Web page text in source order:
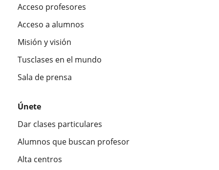
Acceso profesores
Acceso a alumnos
Misión y visión
Tusclases en el mundo
Sala de prensa
Únete
Dar clases particulares
Alumnos que buscan profesor
Alta centros